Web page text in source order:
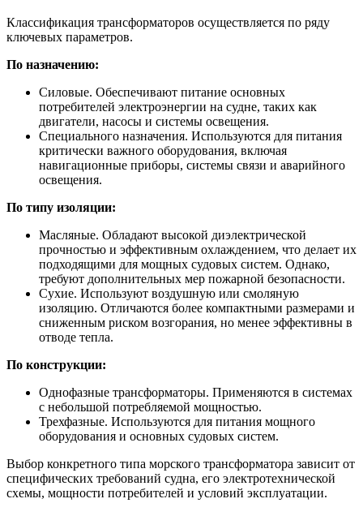
Классификация трансформаторов осуществляется по ряду
ключевых параметров.
По назначению:
Силовые. Обеспечивают питание основных
потребителей электроэнергии на судне, таких как
двигатели, насосы и системы освещения.
Специального назначения. Используются для питания
критически важного оборудования, включая
навигационные приборы, системы связи и аварийного
освещения.
По типу изоляции:
Масляные. Обладают высокой диэлектрической
прочностью и эффективным охлаждением, что делает их
подходящими для мощных судовых систем. Однако,
требуют дополнительных мер пожарной безопасности.
Сухие. Используют воздушную или смоляную
изоляцию. Отличаются более компактными размерами и
сниженным риском возгорания, но менее эффективны в
отводе тепла.
По конструкции:
Однофазные трансформаторы. Применяются в системах
с небольшой потребляемой мощностью.
Трехфазные. Используются для питания мощного
оборудования и основных судовых систем.
Выбор конкретного типа морского трансформатора зависит от
специфических требований судна, его электротехнической
схемы, мощности потребителей и условий эксплуатации.